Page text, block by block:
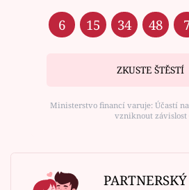
6 15 34 48
ZKUSTE ŠTĚSTÍ
Ministerstvo financí varuje: Účastí
vzniknout